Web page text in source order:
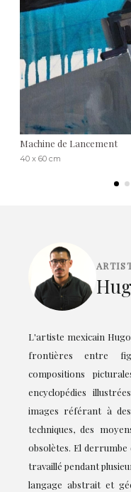
Machine de Lancement
40 x 60 cm
L'artiste mexicain
frontières entre
compositions
encyclopédies
images référant à
techniques, des
obsolètes. El
travaillé pendant
langage abstrait et